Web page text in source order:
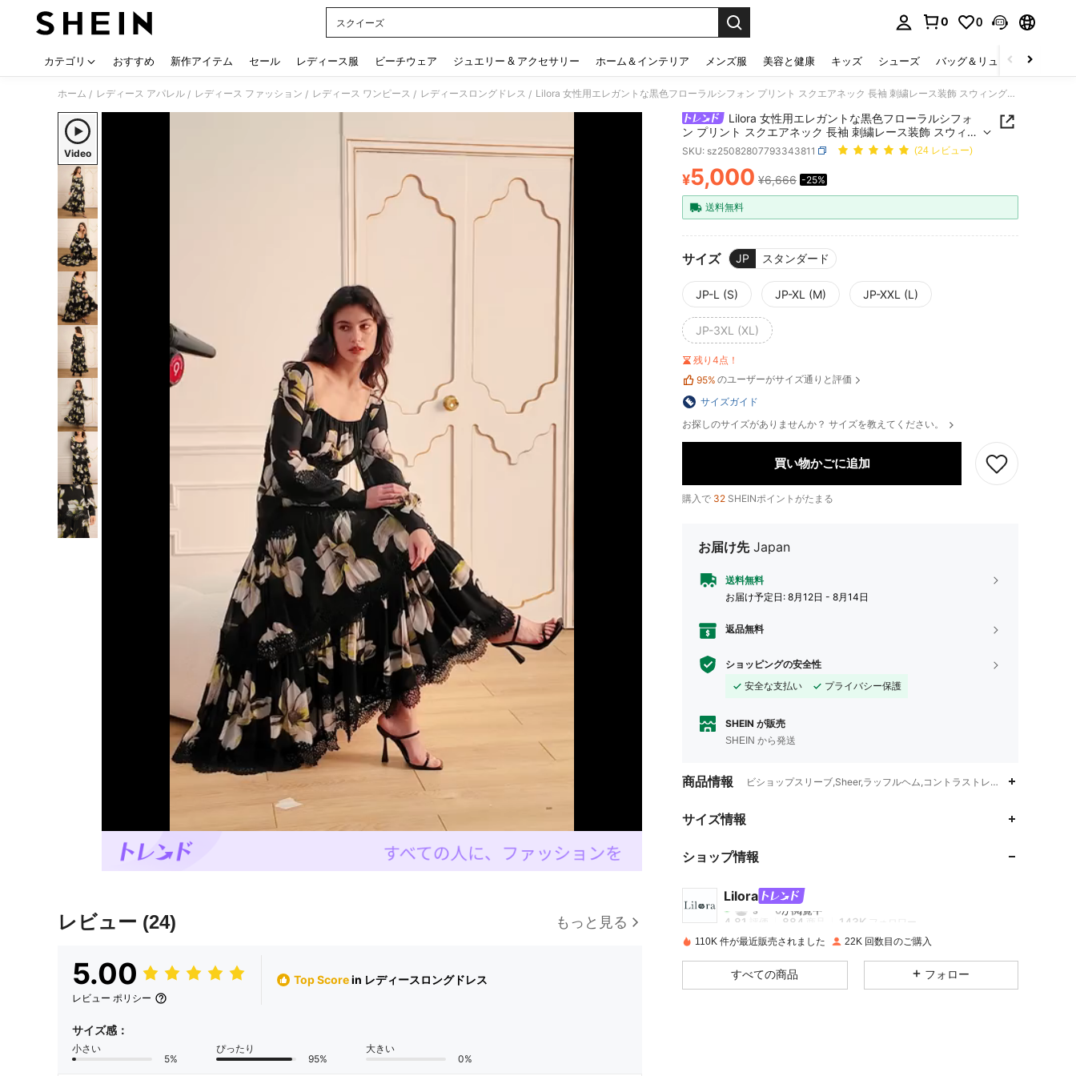
スクイーズ
0 0
カテゴリ おすすめ 新作アイテム セール レディース服 ビーチウェア ジュエリー & アクセサリー ホーム＆インテリア メンズ服 美容と健康 キッズ シューズ バッグ＆リュック
ホーム / レディース アパレル / レディース ファッション / レディース ワンピース / レディースロングドレス / Lilora 女性用エレガントな黒色フローラルシフォン プリント スクエアネック 長袖 刺繍レース装飾 スウィングAラインロングドレス、秋冬、ビジネス、レトロ、パーティー、リゾート、アウティング、オールドマネー、セイレーン妖艶、プロム、ボール、バレンタインデー、クルーズウェア、通勤、豊かな重ね着、デートナイト、集まり、ミニマリズム、誕生日、フォーマルイベント、イビサ、ナッシュビル、休憩、モデスト、シック、カジュアル、ショッピング、ストリートウェア、外出、セクシー、ヴィンテージ、ストリートウェア、ボヘミアン、フォーマル、2000年代スタイル、カジュアル、ヒッピー、レトロ
Video
レビュー (24) もっと見る
5.00
レビュー ポリシー
Top Scorein レディースロングドレス
サイズ感：
小さい
5%
ぴったり
95%
大きい
0%
Lilora 女性用エレガントな黒色フローラルシフォ
ン プリント スクエアネック 長袖 刺繍レース装飾 スウィン
グAラインロングドレス、秋冬、ビジネス、レトロ、パー
ティー、リゾート、アウティング、オールドマネー、セイ
レーン妖艶、プロム、ボール、バレンタインデー、クルー
ズウェア、通勤、豊かな重ね着、デートナイト、集まり、
ミニマリズム、誕生日、フォーマルイベント、イビサ、ナ
ッシュビル、休憩、モデスト、シック、カジュアル、ショ
ッピング、ストリートウェア、外出、セクシー、ヴィンテ
ージ、ストリートウェア、ボヘミアン、フォーマル、2000
年代スタイル、カジュアル、ヒッピー、レトロ
SKU: sz25082807793343811 (24 レビュー)
PRICE AND AVAILABILITY
¥5,000 ¥6,666 -25%
送料無料
サイズ JP スタンダード
JP-L (S) JP-XL (M) JP-XXL (L)
JP-3XL (XL)
残り4点！
95% のユーザーがサイズ通りと評価
サイズガイド
お探しのサイズがありませんか？ サイズを教えてください。
買い物かごに追加
購入で 32 SHEINポイントがたまる
お届け先 Japan
送料無料
お届け予定日: 8月12日 - 8月14日
返品無料
ショッピングの安全性
安全な支払い
プライバシー保護
SHEIN が販売
SHEIN から発送
商品情報 ビショップスリーブ,Sheer,ラッフルヘム,コントラストレース,レイヤード/テ
サイズ情報
ショップ情報
Lilora
4.81
s***6が閲覧中
4.81 評価 884商品 143K
4.81 884 143K
110K 件が最近販売されました 22K 回数目のご購入
すべての商品 フォロー